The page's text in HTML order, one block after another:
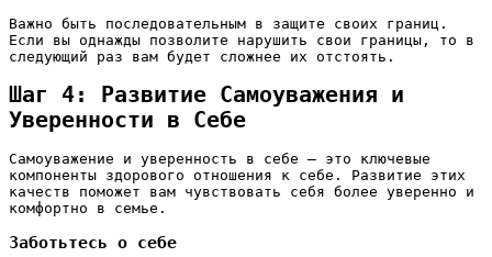
Важно быть последовательным в защите своих границ.
Если вы однажды позволите нарушить свои границы, то в
следующий раз вам будет сложнее их отстоять.
Шаг 4: Развитие Самоуважения и
Уверенности в Себе
Самоуважение и уверенность в себе – это ключевые
компоненты здорового отношения к себе. Развитие этих
качеств поможет вам чувствовать себя более уверенно и
комфортно в семье.
Заботьтесь о себе